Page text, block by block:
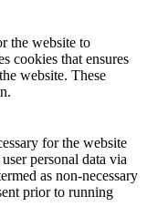
the website to
cookies that ensures
website. These
for the website
personal data via
as non-necessary
prior to running